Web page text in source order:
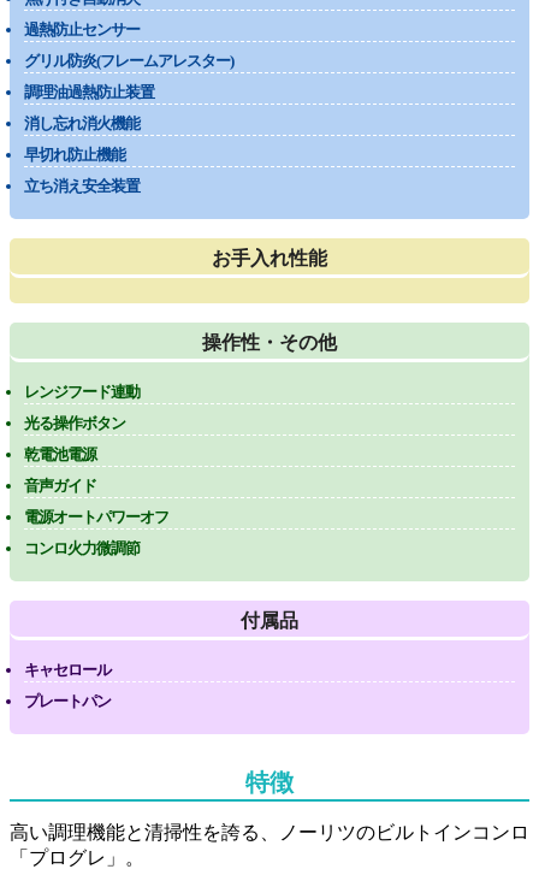
過熱防止センサー
グリル防炎(フレームアレスター)
調理油過熱防止装置
消し忘れ消火機能
早切れ防止機能
立ち消え安全装置
お手入れ性能
操作性・その他
レンジフード連動
光る操作ボタン
乾電池電源
音声ガイド
電源オートパワーオフ
コンロ火力微調節
付属品
キャセロール
プレートパン
特徴
高い調理機能と清掃性を誇る、ノーリツのビルトインコンロ
「プログレ」。